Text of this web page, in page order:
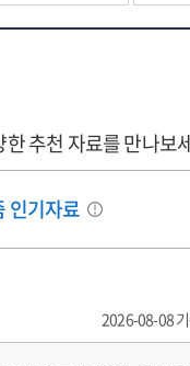
한 추천 자료를 만나보
인기자료
2026-08-08